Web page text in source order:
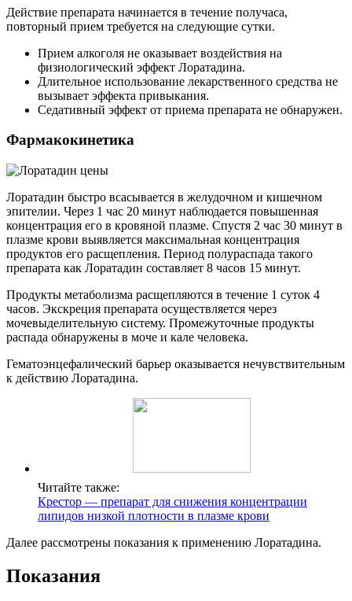
Действие препарата начинается в течение получаса,
повторный прием требуется на следующие сутки.
Прием алкоголя не оказывает воздействия на
физиологический эффект Лоратадина.
Длительное использование лекарственного средства не
вызывает эффекта привыкания.
Седативный эффект от приема препарата не обнаружен.
Фармакокинетика
Лоратадин быстро всасывается в желудочном и кишечном
эпителии. Через 1 час 20 минут наблюдается повышенная
концентрация его в кровяной плазме. Спустя 2 час 30 минут в
плазме крови выявляется максимальная концентрация
продуктов его расщепления. Период полураспада такого
препарата как Лоратадин составляет 8 часов 15 минут.
Продукты метаболизма расщепляются в течение 1 суток 4
часов. Экскреция препарата осуществляется через
мочевыделительную систему. Промежуточные продукты
распада обнаружены в моче и кале человека.
Гематоэнцефалический барьер оказывается нечувствительным
к действию Лоратадина.
Читайте также:
Крестор — препарат для снижения концентрации
липидов низкой плотности в плазме крови
Далее рассмотрены показания к применению Лоратадина.
Показания